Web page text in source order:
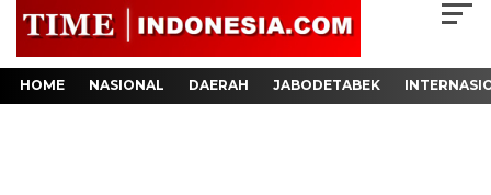
HOME NASIONAL DAERAH JABODETABEK